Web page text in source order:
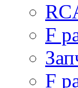
F
F